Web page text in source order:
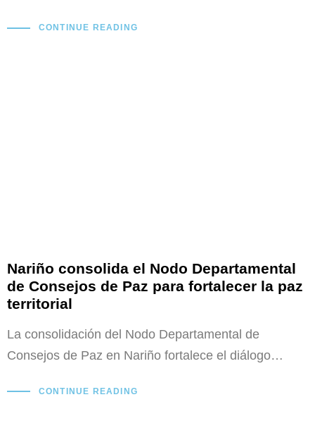
CONTINUE READING
Nariño consolida el Nodo Departamental
de Consejos de Paz para fortalecer la paz
territorial
La consolidación del Nodo Departamental de
Consejos de Paz en Nariño fortalece el diálogo…
CONTINUE READING